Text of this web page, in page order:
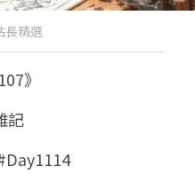
長精選
》
記